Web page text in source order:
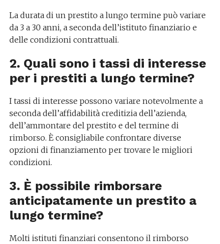
La durata di un prestito a lungo termine può variare
da 3 a 30 anni, a seconda dell’istituto finanziario e
delle condizioni contrattuali.
2. Quali sono i tassi di interesse
per i prestiti a lungo termine?
I tassi di interesse possono variare notevolmente a
seconda dell’affidabilità creditizia dell’azienda,
dell’ammontare del prestito e del termine di
rimborso. È consigliabile confrontare diverse
opzioni di finanziamento per trovare le migliori
condizioni.
3. È possibile rimborsare
anticipatamente un prestito a
lungo termine?
Molti istituti finanziari consentono il rimborso